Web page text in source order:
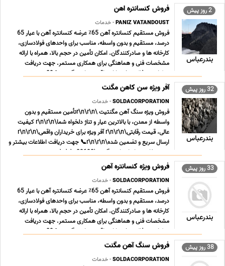
2 روز پیش
بندرعباس
فروش کنسانتره اهن
PANIZ VATANDOUST- خدمات
فروش مستقیم کنسانتره آهن 65٪ عرضه کنسانتره آهن با عیار 65
درصد، مستقیم و بدون واسطه، مناسب برای واحدهای فولادسازی،
کارخانه ها و صادرکنندگان. امکان تأمین در حجم بالا، همراه با ارائه
مشخصات فنی و هماهنگی برای همکاری مستمر. جهت دریافت
جزئیات و مذاکره، خریداران واقعی تماس بگیرند 📞 09 ... ...
32 روز پیش
بندرعباس
آفر ویژه سن کاهن مگنت
SOLDACORPORATION- خدمات
فروش ویژه سنگ آهن مگنتیت \r\n\r\nتأمین مستقیم و بدون
واسطه از معدن، با بالاترین عیار و تناژ دلخواه شما\r\n\r\n کیفیت
عالی، قیمت رقابتی\r\n\r\n آفر ویژه برای خریداران واقعی\r\n\r\n
ارسال سریع و تضمین شده\r\n\r\n📞 جهت دریافت اطلاعات بیشتر و
ثبت سفارش، با ما تماس بگیرید\r\n\r\n09190 ... ...
33 روز پیش
بندرعباس
فروش ویژه کنسانتره آهن
SOLDACORPORATION- خدمات
فروش مستقیم کنسانتره آهن 65٪ عرضه کنسانتره آهن با عیار 65
درصد، مستقیم و بدون واسطه، مناسب برای واحدهای فولادسازی،
کارخانه ها و صادرکنندگان. امکان تأمین در حجم بالا، همراه با ارائه
مشخصات فنی و هماهنگی برای همکاری مستمر. جهت دریافت
جزئیات و مذاکره، خریداران واقعی تماس بگیرند 📞 09 ... ...
38 روز پیش فروش سنگ آهن مگنت
SOLDACORPORATION- خدمات